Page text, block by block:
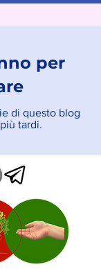
per
di questo blog
tardi.